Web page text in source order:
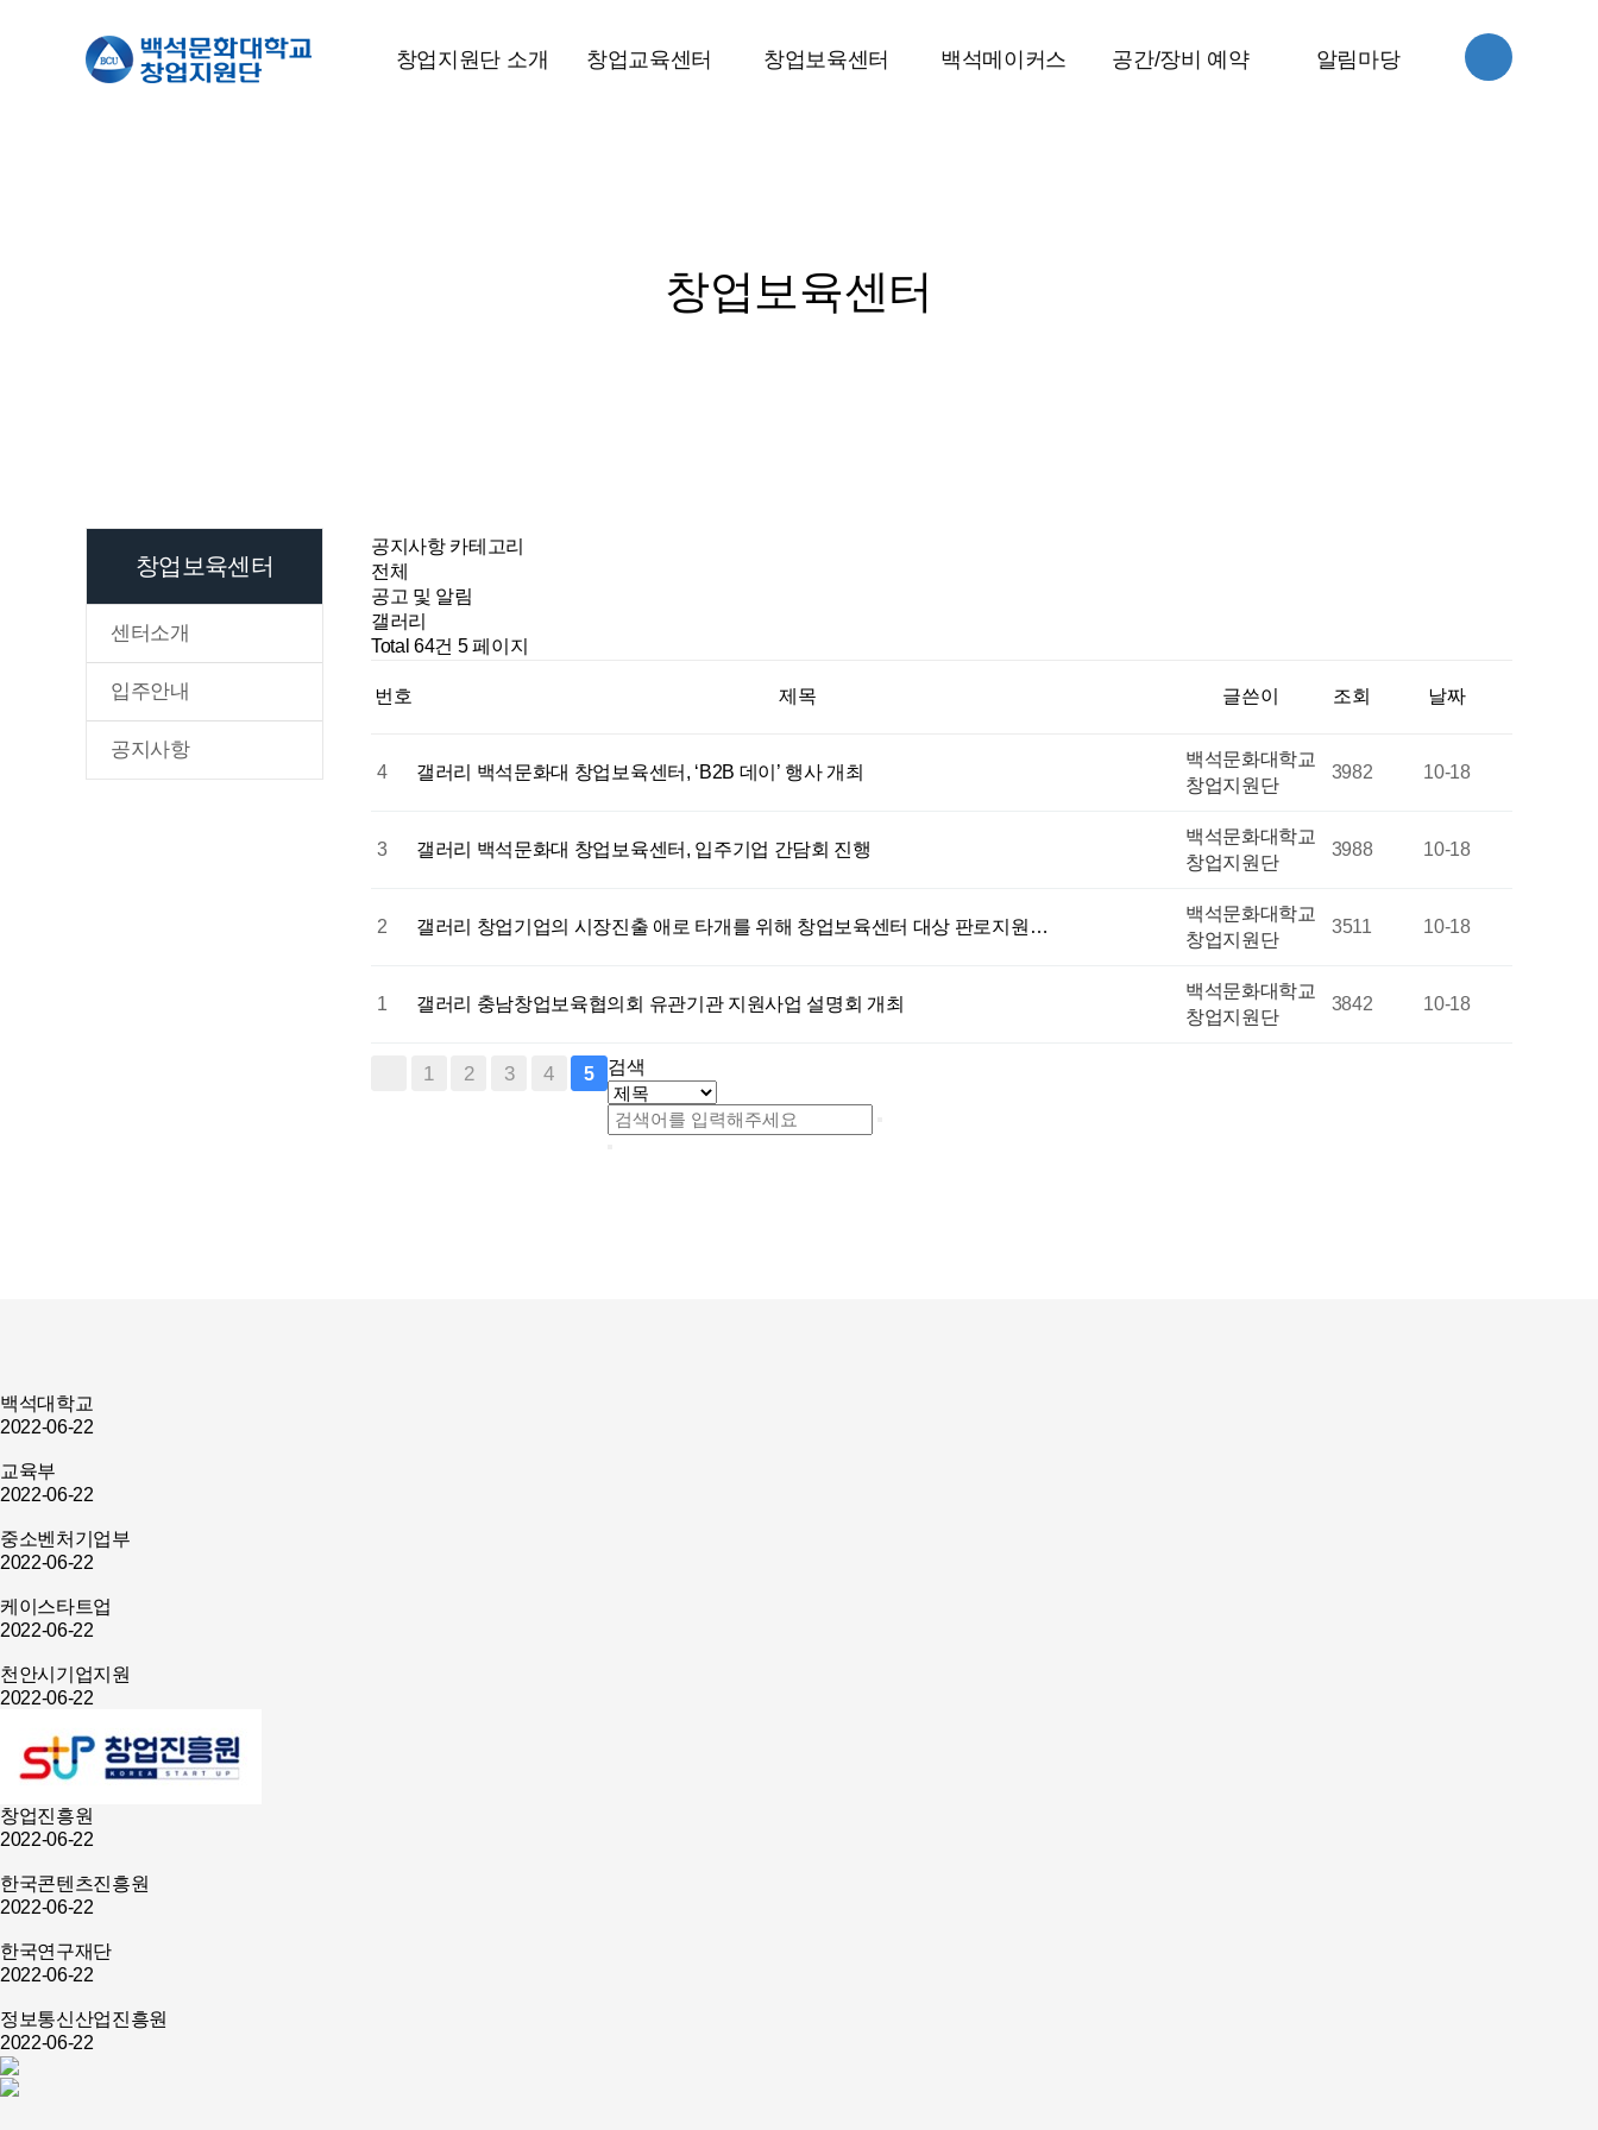
창업지원단 소개 창업교육센터 창업보육센터 백석메이커스 공간/장비 예약 알림마당
창업보육센터
창업보육센터
센터소개
입주안내
공지사항
공지사항 카테고리
전체
공고 및 알림
갤러리
Total 64건 5 페이지
번호 제목 글쓴이 조회 날짜
4 갤러리 백석문화대 창업보육센터, ‘B2B 데이’ 행사 개최
백석문화대학교
창업지원단
3982 10-18
3 갤러리 백석문화대 창업보육센터, 입주기업 간담회 진행
백석문화대학교
창업지원단
3988 10-18
2 갤러리 창업기업의 시장진출 애로 타개를 위해 창업보육센터 대상 판로지원…
백석문화대학교
창업지원단
3511 10-18
1 갤러리 충남창업보육협의회 유관기관 지원사업 설명회 개최
백석문화대학교
창업지원단
3842 10-18
1 2 3 4 5 검색
백석대학교
2022-06-22
교육부
2022-06-22
중소벤처기업부
2022-06-22
케이스타트업
2022-06-22
천안시기업지원
2022-06-22
창업진흥원
2022-06-22
한국콘텐츠진흥원
2022-06-22
한국연구재단
2022-06-22
정보통신산업진흥원
2022-06-22